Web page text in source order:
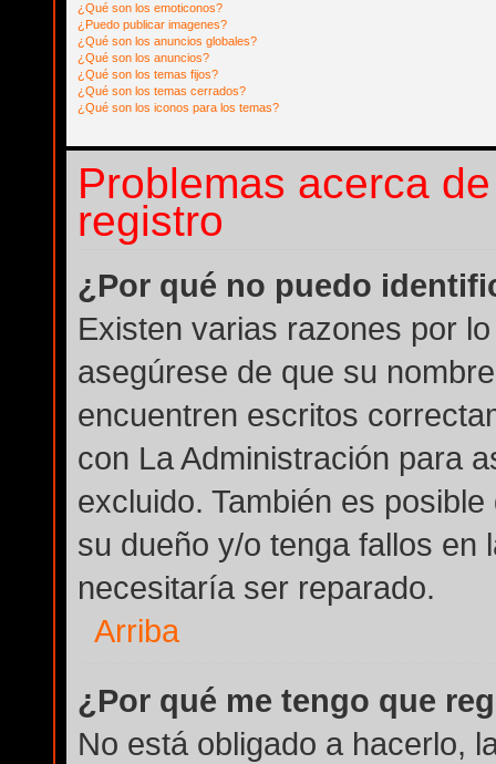
¿Qué son los emoticonos?
¿Puedo publicar imagenes?
¿Qué son los anuncios globales?
¿Qué son los anuncios?
¿Qué son los temas fijos?
¿Qué son los temas cerrados?
¿Qué son los iconos para los temas?
Problemas acerca
registro
¿Por qué no puedo
Existen varias razones por
asegúrese de que su
encuentren escritos
con La Administración para
excluido. También es
su dueño y/o tenga fallos en
necesitaría ser reparado.
Arriba
¿Por qué me tengo que
No está obligado a hacerlo,